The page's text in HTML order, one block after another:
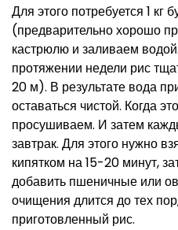
Для этого потребуется 1 кг
(предварительно хорошо
кастрюлю и заливаем
протяжении недели рис
20 м). В результате вода
оставаться чистой. Когда
просушиваем. И затем
завтрак. Для этого нужно
кипятком на 15-20 минут,
добавить пшеничные или
очищения длится до тех
приготовленный рис.